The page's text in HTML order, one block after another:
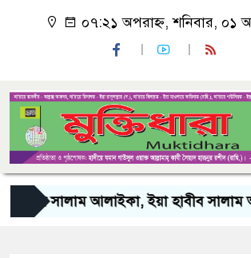
০৭:২১ অপরাহ্ন, শনিবার, ০১
আলাইকা, ইয়া হাবীব সালাম আলাইকা,